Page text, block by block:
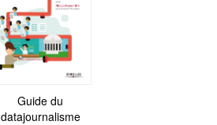
Guide du
datajournalisme